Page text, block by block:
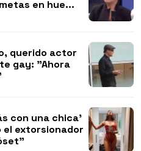
en hue...
querido actor
gay: "Ahora
con una chica'
el extorsionador